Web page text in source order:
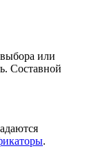
или
Составной
.